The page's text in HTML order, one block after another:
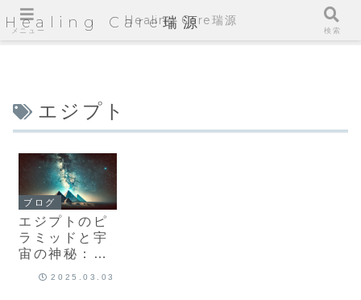
Healing Care瑞源
エジプト
ブログ
エジプトのピ
ラミッドと宇
宙の神秘：ス
2025.03.03
メニュー
Healing Care瑞源
検索